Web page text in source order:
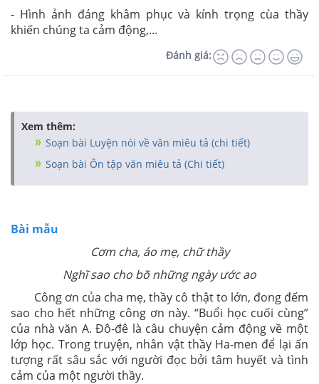
- Hình ảnh đáng khâm phục và kính trọng cùa thầy
khiến chúng ta cảm động,...
Đánh giá:
Xem thêm:
Soạn bài Luyện nói về văn miêu tả (chi tiết)
Soạn bài Ôn tập văn miêu tả (Chi tiết)
Bài mẫu
Cơm cha, áo mẹ, chữ thầy
Nghĩ sao cho bõ những ngày ước ao
Công ơn của cha mẹ, thầy cô thật to lớn, đong đếm
sao cho hết những công ơn này. “Buổi học cuối cùng”
của nhà văn A. Đô-đê là câu chuyện cảm động về một
lớp học. Trong truyện, nhân vật thầy Ha-men để lại ấn
tượng rất sâu sắc với người đọc bởi tâm huyết và tình
cảm của một người thầy.